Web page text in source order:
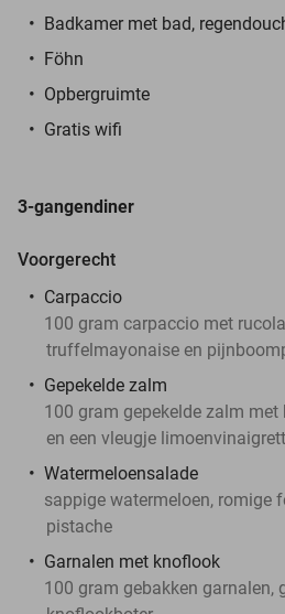
Badkamer met bad,
Föhn
Opbergruimte
Gratis wifi
3-gangendiner
Voorgerecht
Carpaccio
100 gram carpaccio met
truffelmayonaise en
Gepekelde zalm
100 gram gepekelde zalm
en een vleugje
Watermeloensalade
sappige watermeloen, romige
pistache
Garnalen met knoflook
100 gram gebakken garnalen,